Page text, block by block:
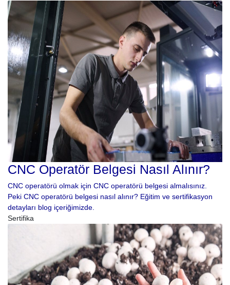
CNC Operatör Belgesi Nasıl Alınır?
CNC operatörü olmak için CNC operatörü belgesi almalısınız.
Peki CNC operatörü belgesi nasıl alınır? Eğitim ve sertifikasyon
detayları blog içeriğimizde.
Sertifika